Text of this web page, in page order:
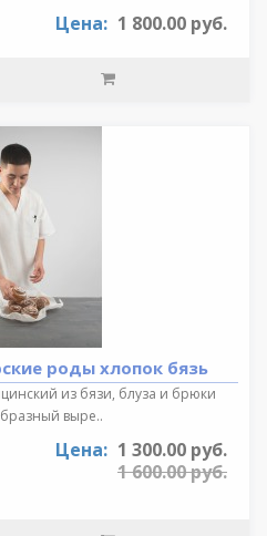
Цена: 1 800.00 руб.
роды хлопок бязь
из бязи, блуза и брюки
выре..
Цена: 1 300.00 руб.
1 600.00 руб.